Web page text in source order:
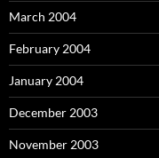
March 2004
February 2004
January 2004
December 2003
November 2003